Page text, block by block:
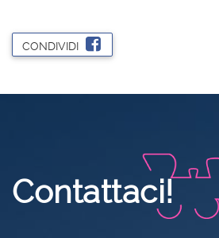
CONDIVIDI
Contattaci!